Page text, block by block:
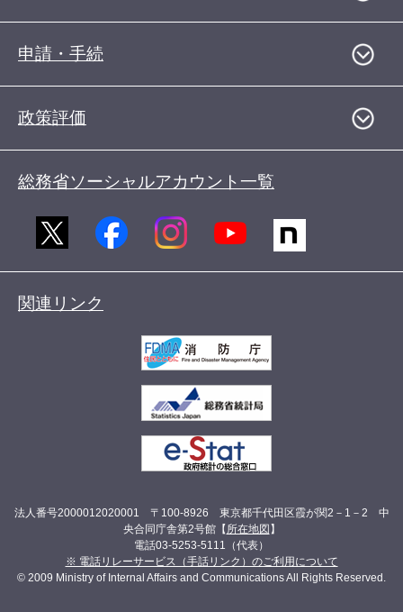
申請・手続
政策評価
総務省ソーシャルアカウント一覧
関連リンク
法人番号2000012020001 〒100-8926 東京都千代田区霞が関2－1－2 中
央合同庁舎第2号館【 所在地図 】
電話03-5253-5111（代表）
※ 電話リレーサービス（手話リンク）のご利用について
© 2009 Ministry of Internal Affairs and Communications All Rights Reserved.